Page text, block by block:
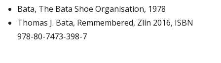
Bata, The Bata Shoe Organisation, 1978
Thomas J. Bata, Remmembered, Zlín 2016, ISBN
978-80-7473-398-7